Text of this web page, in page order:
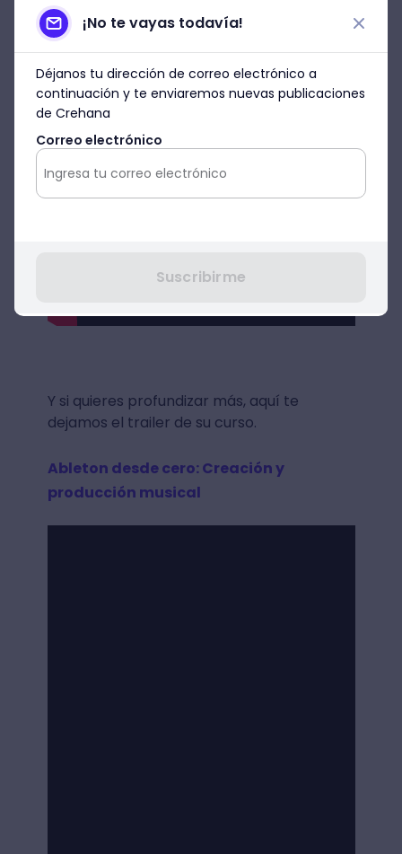
Y si quieres profundizar más, aquí te
dejamos el trailer de su curso.
Ableton desde cero: Creación y
producción musical
¡No te vayas todavía!
Déjanos tu dirección de correo electrónico a
continuación y te enviaremos nuevas publicaciones
de Crehana
Correo electrónico
Suscribirme